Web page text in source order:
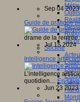
Société
Sep 04 2023
Guide de pratique
drame de la
Jul 15 2024
Intelligence
L’intelligence
quotidien… En
Jun 23 2023